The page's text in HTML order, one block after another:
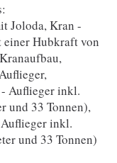
Joloda, Kran -
einer Hubkraft von
Auflieger inkl.
und 33 Tonnen),
inkl.
und 33 Tonnen)